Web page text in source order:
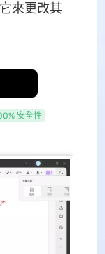
來更改其
安全性